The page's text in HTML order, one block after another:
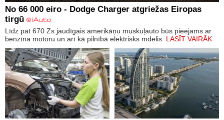
No 66 000 eiro - Dodge Charger atgriežas Eiropas
tirgū
Līdz pat 670 Zs jaudīgais amerikāņu muskuļauto būs pieejams ar
benzīna motoru un arī kā pilnībā elektrisks mdelis. LASĪT VAIRĀK